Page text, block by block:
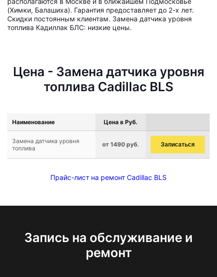
(Химки, Балашиха). Гарантия предоставляет до 2-х лет.
Скидки постоянным клиентам. Замена датчика уровня
топлива Кадиллак БЛС: низкие цены.
Цена - Замена датчика уровня
топлива Cadillac BLS
Наименование Цена в Руб.
Замена датчика уровня
топлива
от 1490 руб. Записаться
Прайс-лист на ремонт Cadillac BLS
Запись на обслуживание и
ремонт